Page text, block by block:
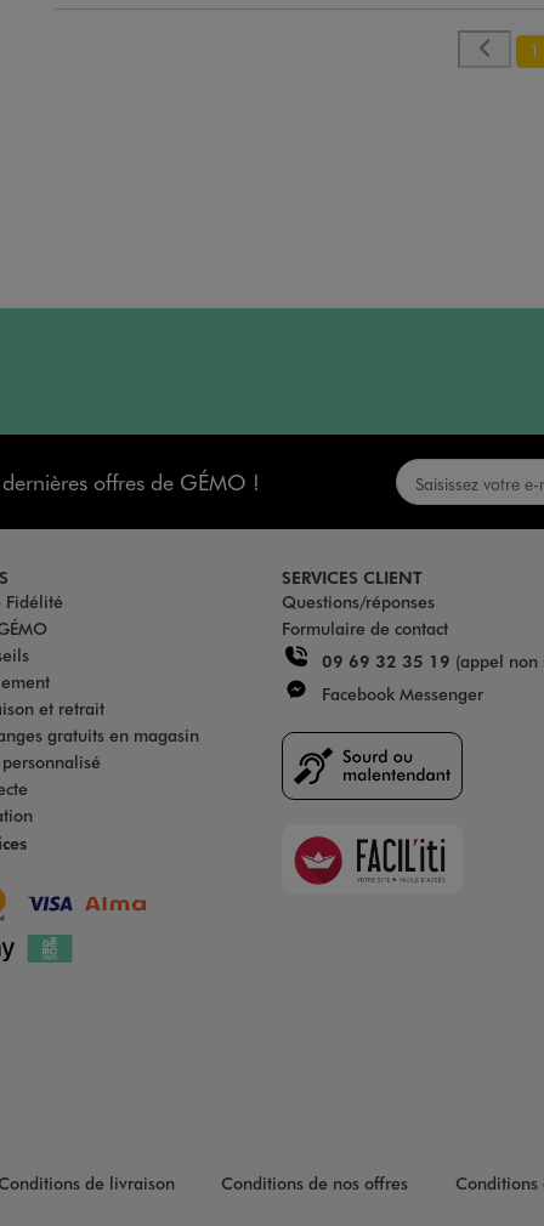
1
offres de GÉMO !
Fidélité
et retrait
gratuits en magasin
SERVICES CLIENT
Questions/réponses
Formulaire de contact
09 69 32 35 19 (appel non
Facebook Messenger
Faciliti
Conditions de livraison Conditions de nos offres